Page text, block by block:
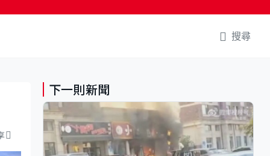
搜尋
下一則新聞